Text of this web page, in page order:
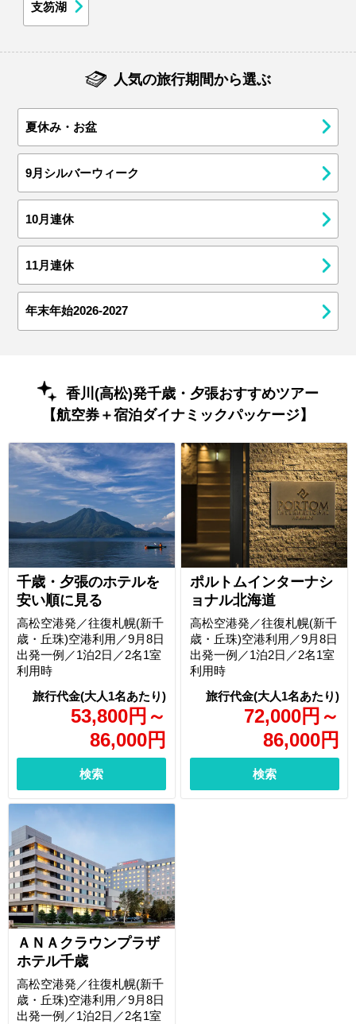
支笏湖
人気の旅行期間から選ぶ
夏休み・お盆
9月シルバーウィーク
10月連休
11月連休
年末年始2026-2027
香川(高松)発千歳・夕張おすすめツアー
【航空券＋宿泊ダイナミックパッケージ】
千歳・夕張のホテルを
安い順に見る
53,800円 ～
86,000円
高松空港発／往復札幌(新千
歳・丘珠)空港利用／9月8日
出発一例／1泊2日／2名1室
利用時
検索
ポルトムインターナシ
ョナル北海道
72,000円 ～
86,000円
高松空港発／往復札幌(新千
歳・丘珠)空港利用／9月8日
出発一例／1泊2日／2名1室
利用時
検索
ＡＮＡクラウンプラザ
ホテル千歳
高松空港発／往復札幌(新千
歳・丘珠)空港利用／9月8日
出発一例／1泊2日／2名1室